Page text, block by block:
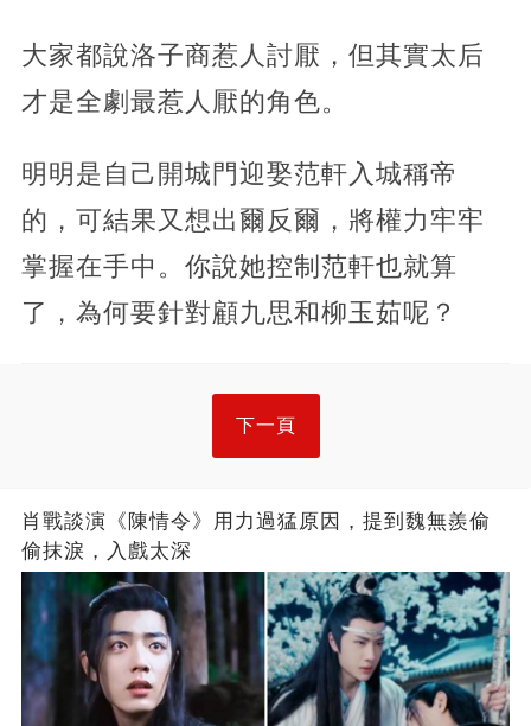
大家都說洛子商惹人討厭，但其實太后
才是全劇最惹人厭的角色。
明明是自己開城門迎娶范軒入城稱帝
的，可結果又想出爾反爾，將權力牢牢
掌握在手中。你說她控制范軒也就算
了，為何要針對顧九思和柳玉茹呢？
下一頁
肖戰談演《陳情令》用力過猛原因，提到魏無羨偷
偷抹淚，入戲太深